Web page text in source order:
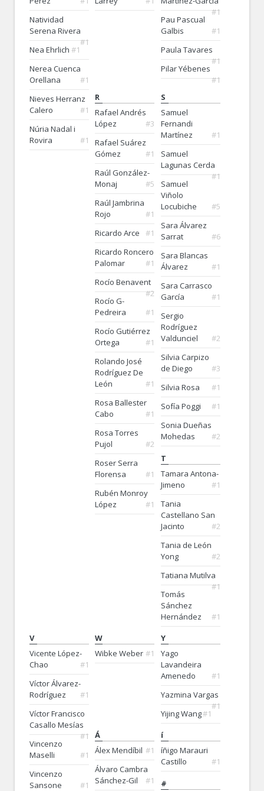
Natividad
Serena Rivera
#1
Nea Ehrlich #1
Nerea Cuenca
Orellana
#1
Nieves Herranz
Calero
#1
Núria Nadal i
Rovira
#1
#1
Pau Pascual
Galbis
#1
Paula Tavares
#1
Pilar Yébenes
#1
R
Rafael Andrés
López
#3
Rafael Suárez
Gómez
#1
Raúl González-
Monaj
#5
Raúl Jambrina
Rojo
#1
Ricardo Arce
#1
Ricardo Roncero
Palomar
#1
Rocío Benavent
#2
Rocío G-
Pedreira
#1
Rocío Gutiérrez
Ortega
#1
Rolando José
Rodríguez De
León
#1
Rosa Ballester
Cabo
#1
Rosa Torres
Pujol
#2
Roser Serra
Florensa
#1
Rubén Monroy
López
#1
S
Samuel
Fernandi
Martínez
#1
Samuel
Lagunas Cerda
#1
Samuel
Viñolo
Locubiche
#5
Sara Álvarez
Sarrat
#6
Sara Blancas
Álvarez
#1
Sara Carrasco
García
#1
Sergio
Rodríguez
Valdunciel
#2
Silvia Carpizo
de Diego
#3
Silvia Rosa
#1
Sofía Poggi
#1
Sonia Dueñas
Mohedas
#2
T
Tamara Antona-
Jimeno
#1
Tania
Castellano San
Jacinto
#2
Tania de León
Yong
#2
Tatiana Mutilva
#1
Tomás
Sánchez
Hernández
#1
V
Vicente López-
Chao
#1
Víctor Álvarez-
Rodríguez
#1
Víctor Francisco
Casallo Mesías
#1
Vincenzo
Maselli
#1
Vincenzo
Sansone
#1
W
Wibke Weber #1
Y
Yago
Lavandeira
Amenedo
#1
Yazmina Vargas
#1
Yijing Wang#1
Á
Álex Mendíbil #1
Álvaro Cambra
Sánchez-Gil
#1
í
íñigo Marauri
Castillo
#1
#